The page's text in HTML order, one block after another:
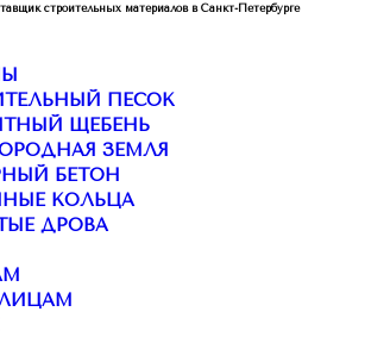
строительных материалов в Санкт-Петербурге
ПЕСОК
ЩЕБЕНЬ
ЗЕМЛЯ
БЕТОН
КОЛЬЦА
ДРОВА